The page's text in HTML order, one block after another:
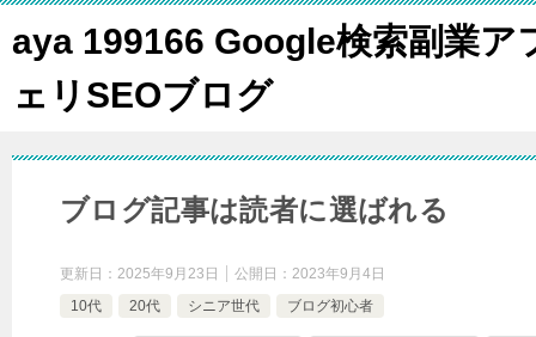
aya 199166 Google検索副業ア
ェリSEOブログ
ブログ記事は読者に選ばれる
更新日： 2025年9月23日 公開日： 2023年9月4日
10代
20代 シニア世代 ブログ初心者